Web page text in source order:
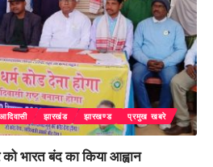
आदिवासी झारखंड झारखण्ड
प्रमुख खबरे
भारत बंद का किया आह्वान